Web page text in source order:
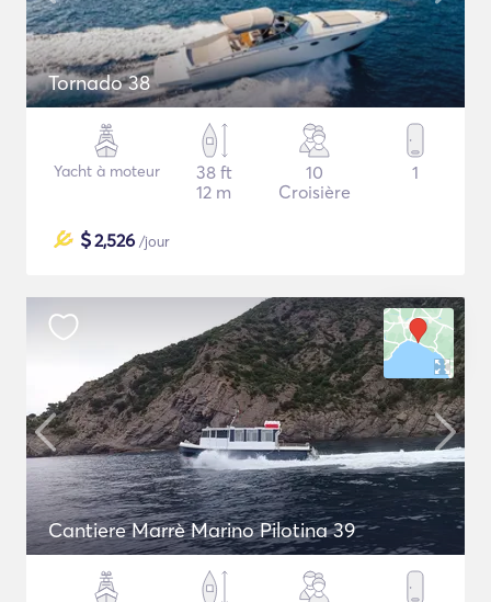
Tornado 38
Yacht à moteur
38 ft
12 m
10
Croisière
1
$2,526 /jour
Cantiere Marrè Marino Pilotina 39